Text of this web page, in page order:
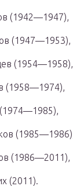
(1942—1947),
(1947—1953),
(1954—1958),
(1958—1974),
(1986—2011),
(2011).